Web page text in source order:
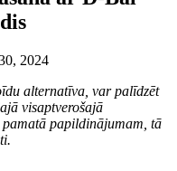
2024
alternatīva, var palīdzēt
visaptverošajā
papildinājumam, tā